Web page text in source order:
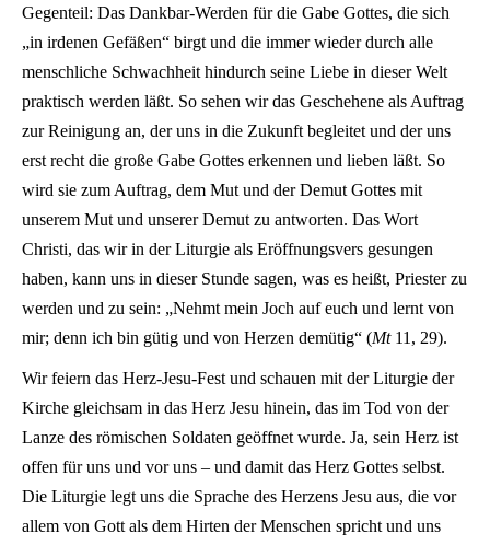
Gegenteil: Das Dankbar-Werden für die Gabe Gottes, die sich
„in irdenen Gefäßen“ birgt und die immer wieder durch alle
menschliche Schwachheit hindurch seine Liebe in dieser Welt
praktisch werden läßt. So sehen wir das Geschehene als Auftrag
zur Reinigung an, der uns in die Zukunft begleitet und der uns
erst recht die große Gabe Gottes erkennen und lieben läßt. So
wird sie zum Auftrag, dem Mut und der Demut Gottes mit
unserem Mut und unserer Demut zu antworten. Das Wort
Christi, das wir in der Liturgie als Eröffnungsvers gesungen
haben, kann uns in dieser Stunde sagen, was es heißt, Priester zu
werden und zu sein: „Nehmt mein Joch auf euch und lernt von
mir; denn ich bin gütig und von Herzen demütig“ (Mt 11, 29).
Wir feiern das Herz-Jesu-Fest und schauen mit der Liturgie der
Kirche gleichsam in das Herz Jesu hinein, das im Tod von der
Lanze des römischen Soldaten geöffnet wurde. Ja, sein Herz ist
offen für uns und vor uns – und damit das Herz Gottes selbst.
Die Liturgie legt uns die Sprache des Herzens Jesu aus, die vor
allem von Gott als dem Hirten der Menschen spricht und uns